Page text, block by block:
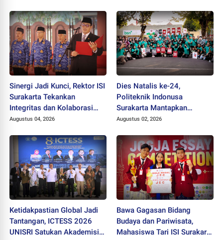
Sinergi Jadi Kunci, Rektor ISI
Surakarta Tekankan
Integritas dan Kolaborasi
pada Pejabat Baru
Augustus 04, 2026
Dies Natalis ke-24,
Politeknik Indonusa
Surakarta Mantapkan
Langkah Bertransformasi
Augustus 02, 2026
Ketidakpastian Global Jadi
Tantangan, ICTESS 2026
UNISRI Satukan Akademisi 5
Bawa Gagasan Bidang
Budaya dan Pariwisata,
Mahasiswa Tari ISI Surakarta